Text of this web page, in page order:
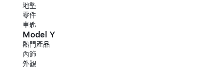
地墊
零件
車匙
Model Y
熱門產品
內飾
外觀